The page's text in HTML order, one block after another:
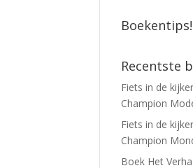
Boekentips!
Recentste
Fiets in de
Champion
Fiets in de
Champion
Boek Het